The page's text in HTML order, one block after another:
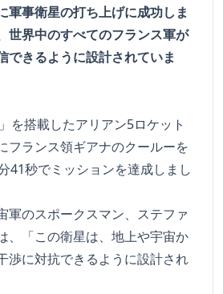
軍事衛星の打ち上げに成功しま
世界中のすべてのフランス軍が
できるように設計されていま
を搭載したアリアン5ロケット
フランス領ギアナのクールーを
41秒でミッションを達成しまし
軍のスポークスマン、ステファ
、「この衛星は、地上や宇宙か
渉に対抗できるように設計され